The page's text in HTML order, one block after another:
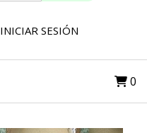
INICIAR SESIÓN
0